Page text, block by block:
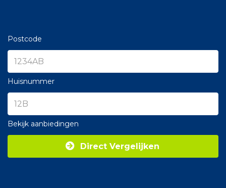
Postcode
Huisnummer
Bekijk aanbiedingen
Direct Vergelijken